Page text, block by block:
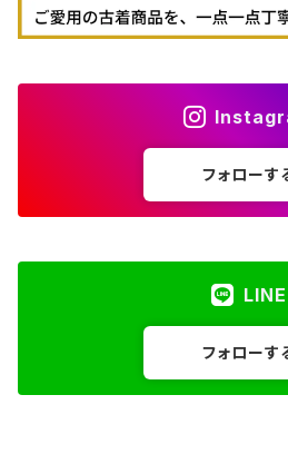
フォローす
LINE
フォローす